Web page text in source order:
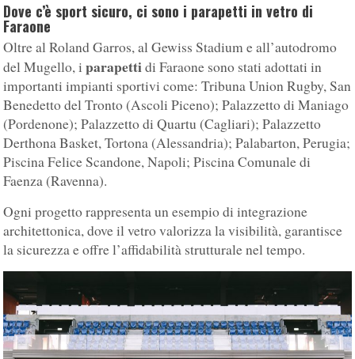
Dove c’è sport sicuro, ci sono i parapetti in vetro di
Faraone
Oltre al Roland Garros, al Gewiss Stadium e all’autodromo
del Mugello, iparapettidi Faraone sono stati adottati in
importanti impianti sportivi come: Tribuna Union Rugby, San
Benedetto del Tronto (Ascoli Piceno); Palazzetto di Maniago
(Pordenone); Palazzetto di Quartu (Cagliari); Palazzetto
Derthona Basket, Tortona (Alessandria); Palabarton, Perugia;
Piscina Felice Scandone, Napoli; Piscina Comunale di
Faenza (Ravenna).
Ogni progetto rappresenta un esempio di integrazione
architettonica, dove il vetro valorizza la visibilità, garantisce
la sicurezza e offre l’affidabilità strutturale nel tempo.